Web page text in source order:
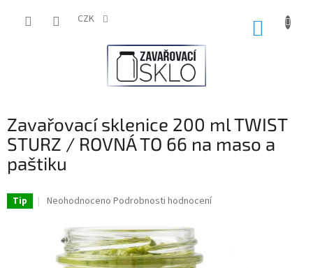
CZK
Zavařovací sklenice 200 ml TWIST
STURZ / ROVNÁ TO 66 na maso a
paštiku
Tip
Průměrné
produktu
0,0
Neohodnoceno Podrobnosti hodnocení